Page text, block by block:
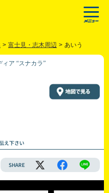
> 富士見・志木周辺 > あいう
ィア “スナカラ”
え下さい
SHARE